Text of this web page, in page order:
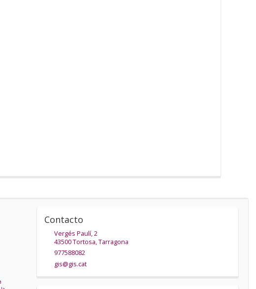
Contacto
Vergés Paulí, 2
43500Tortosa,Tarragona
977588082
gis@gis.cat